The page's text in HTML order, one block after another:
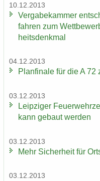
10.12.2013
Ver­ga­be­kam­mer
fah­ren zum
heits­denk­mal
04.12.2013
Plan­fi­na­le für die A
03.12.2013
Leip­zi­ger
kann ge­baut wer­den
03.12.2013
Mehr Si­cher­heit für
03.12.2013